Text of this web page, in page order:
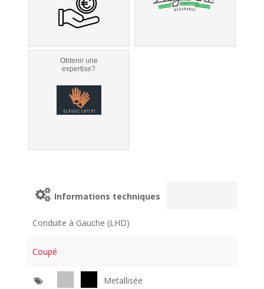
Obtenir une
expertise?
Informations techniques
Conduite à Gauche (LHD)
Coupé
Metallisée